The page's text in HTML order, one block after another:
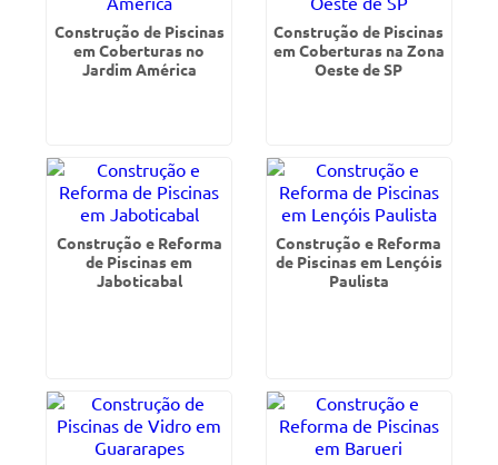
Construção de Piscinas
em Coberturas no
Jardim América
Construção de Piscinas
em Coberturas na Zona
Oeste de SP
Construção e Reforma
de Piscinas em
Jaboticabal
Construção e Reforma
de Piscinas em Lençóis
Paulista